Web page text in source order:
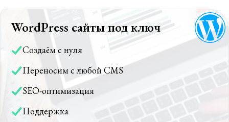
WordPress сайты под ключ
Создаём с нуля
Переносим с любой CMS
SEO-оптимизация
Поддержка